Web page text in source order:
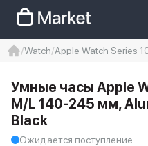
Iphone 14 pro max
Watch Apple Watch Series
Умные часы Apple
M/L 140-245 мм,
Black
Ожидается поступление